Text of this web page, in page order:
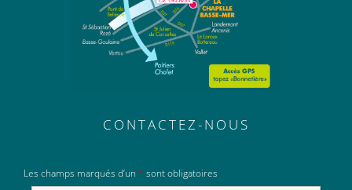
CONTACTEZ-NOUS
Les champs marqués d’un * sont obligatoires